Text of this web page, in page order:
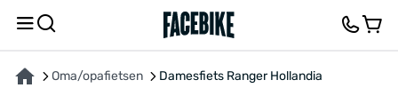
Oma/opafietsen Damesfiets Ranger Hollandia
OVER HET PRODUCT KENMERKENFEEDBACK EN VRAGEN